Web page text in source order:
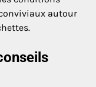
autour